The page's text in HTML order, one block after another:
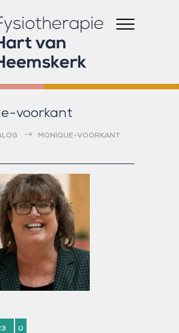
voorkant
MONIQUE-VOORKANT
0